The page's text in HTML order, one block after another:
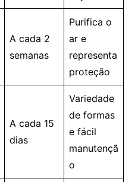
A cada 2
semanas
Purifica o
ar e
representa
proteção
A cada 15
dias
Variedade
de formas
e fácil
manutençã
o